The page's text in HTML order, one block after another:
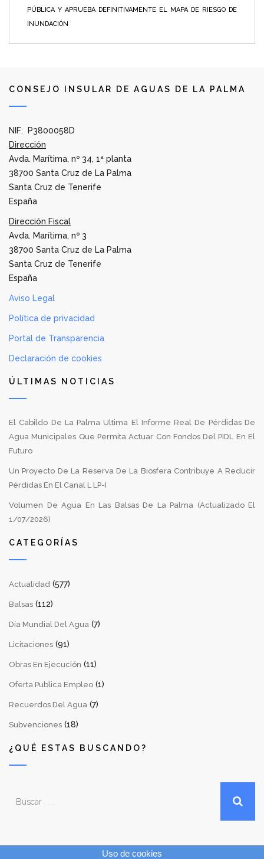
PÚBLICA Y APRUEBA DEFINITIVAMENTE EL MAPA DE RIESGO DE
INUNDACIÓN
CONSEJO INSULAR DE AGUAS DE LA PALMA
NIF: P3800058D
Dirección
Avda. Marítima, nº 34, 1ª planta
38700 Santa Cruz de La Palma
Santa Cruz de Tenerife
España
Dirección Fiscal
Avda. Marítima, nº 3
38700 Santa Cruz de La Palma
Santa Cruz de Tenerife
España
Aviso Legal
Política de privacidad
Portal de Transparencia
Declaración de cookies
ÚLTIMAS NOTICIAS
El Cabildo De La Palma Ultima El Informe Real De Pérdidas De
Agua Municipales Que Permita Actuar Con Fondos Del PIDL En El
Futuro
Un Proyecto De La Reserva De La Biosfera Contribuye A Reducir
Pérdidas En El Canal L LP-I
Volumen De Agua En Las Balsas De La Palma (Actualizado El
1/07/2026)
CATEGORÍAS
Actualidad (577)
Balsas (112)
Día Mundial Del Agua (7)
Licitaciones (91)
Obras En Ejecución (11)
Oferta Publica Empleo (1)
Recuerdos Del Agua (7)
Subvenciones (18)
¿QUÉ ESTAS BUSCANDO?
Uso de cookies